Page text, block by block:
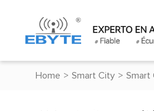
Home > Smart City > Smart